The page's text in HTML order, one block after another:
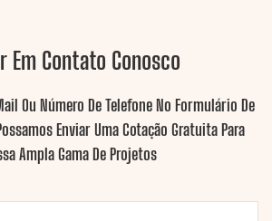
Em Contato Conosco
Ou Número De Telefone No Formulário De
Enviar Uma Cotação Gratuita Para
Ampla Gama De Projetos